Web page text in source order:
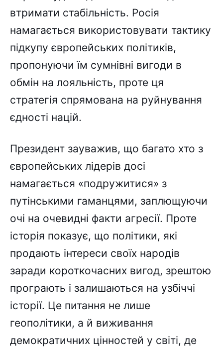
втримати стабільність. Росія
намагається використовувати тактику
підкупу європейських політиків,
пропонуючи їм сумнівні вигоди в
обмін на лояльність, проте ця
стратегія спрямована на руйнування
єдності націй.
Президент зауважив, що багато хто з
європейських лідерів досі
намагається «подружитися» з
путінськими гаманцями, заплющуючи
очі на очевидні факти агресії. Проте
історія показує, що політики, які
продають інтереси своїх народів
заради короткочасних вигод, зрештою
програють і залишаються на узбіччі
історії. Це питання не лише
геополітики, а й виживання
демократичних цінностей у світі, де